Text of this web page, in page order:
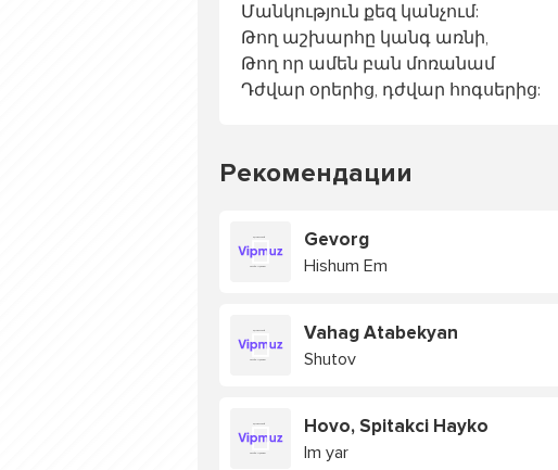
Մանկություն քեզ կանչում:
Թող աշխարհը կանգ առնի,
Թող որ ամեն բան մոռանամ
Դժվար օրերից, դժվար հոգսերից:
Рекомендации
Gevorg
Hishum Em
Vahag Atabekyan
Shutov
Hovo, Spitakci Hayko
Im yar